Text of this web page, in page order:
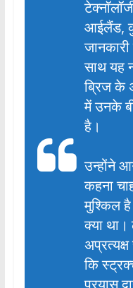
आईलैंड,
साथ यह
ब्रिज के
में उनके
है।
उन्होंने
कहना
मुश्किल
क्या था।
कि
प्रयास